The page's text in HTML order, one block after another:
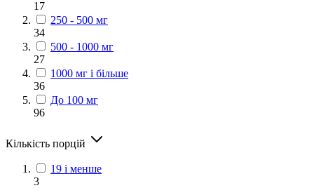
17
250 - 500 мг
34
500 - 1000 мг
27
1000 мг і більше
36
До 100 мг
96
Кількість порцій
19 і менше
3